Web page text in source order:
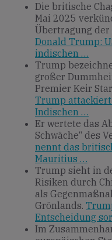
Die britische
Mai 2025
Übertragung
Donald Trump:
indischen …
Trump
großer
Premier Keir
Trump attackiert
Indischen …
Er wertete das
Schwäche“ des
nennt das
Mauritius …
Trump sieht in
Risiken durch
als
Grönlands.
Entscheidung
Im